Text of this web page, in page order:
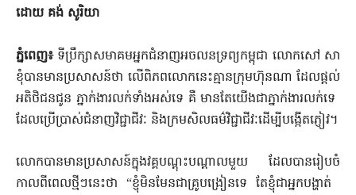
​ដោយ​ ​គង់​ ​សូ​រិយា​
​ភ្នំពេញ​៖​ ​ទីប្រឹក្សា​សមាគម​អ្នកជំនាញ​អចលនទ្រព្យ​កម្ពុជា​ ​លោក​សៅ​ ​សា​
ខុំ​បាន​មានប្រសាសន៍​ថា​ ​លើ​ពិភពលោក​នេះ​គ្មាន​ក្រុមហ៊ុន​ណា​ ​ដែល​ផ្តល់​
អតិថិជន​ជូន​ ​ភ្នាក់ងារ​លក់​ទាំងអស់​ទេ​ ​គឺ​ ​មានតែ​យើង​ជា​ភ្នាក់ងារ​លក់​ទេ​ ​
ដែល​ប្រើប្រាស់​ជំនាញ​វិជ្ជាជីវៈ​ ​និង​ក្រម​សិល​ធម៌​វិជ្ជាជីវៈ​ដើម្បី​បង្កើត​ភ្ញៀវ​។​
​លោក​បាន​មានប្រសាសន៍​ក្នុង​វគ្គ​បណ្តុះបណ្តាល​មួយ​ ​ដែល​បាន​រៀបចំ​
កាលពី​ពេល​ថ្មី​ៗ​នេះ​ថា​ ​“​ខ្ញុំ​មិនមែន​ជា​គ្រូបង្រៀន​ទេ​ ​តែ​ខ្ញុំ​ជា​អ្នកបង្ហាត់​ ​